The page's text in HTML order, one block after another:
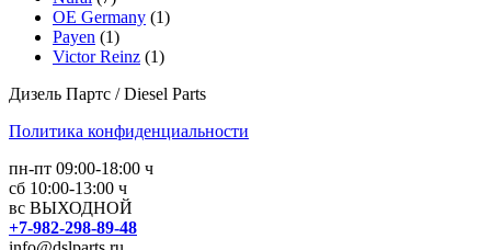
OE Germany (1)
Payen (1)
Victor Reinz (1)
Дизель Партс / Diesel Parts
Политика конфиденциальности
пн-пт 09:00-18:00 ч
сб 10:00-13:00 ч
вс ВЫХОДНОЙ
+7-982-298-89-48